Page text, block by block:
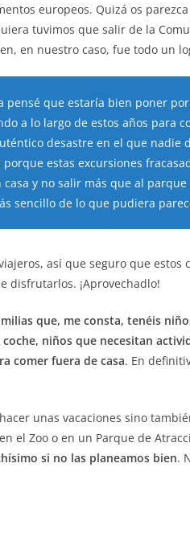
europeos. Quizá os
tuvimos que salir de la
en nuestro caso, fue todo un
pensé que estaría bien poner
a lo largo de estos años para
desastre en el que nadie
estas excursiones
y no salir más que al
sencillo de lo que pudiera
así que seguro que
disfrutarlos. ¡Aprovechadlo!
que, me consta, tenéis
coche, niños que necesitan
comer fuera de casa. En
unas vacaciones sino
el Zoo o en un Parque de
si no las planeamos bien.